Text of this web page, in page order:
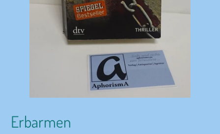
Erbarmen